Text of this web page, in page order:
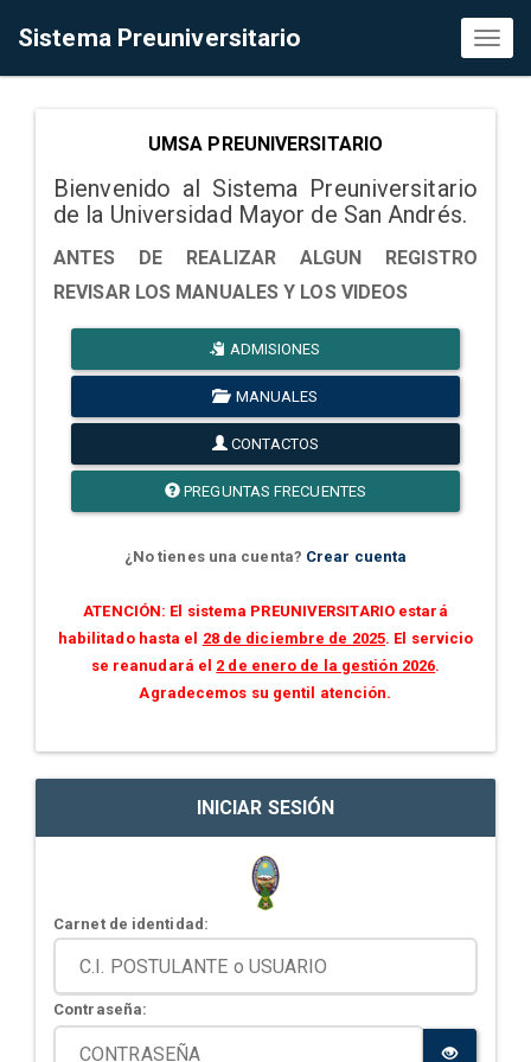
Sistema Preuniversitario
UMSA PREUNIVERSITARIO
Bienvenido al Sistema Preuniversitario
de la Universidad Mayor de San Andrés.
ANTES DE REALIZAR ALGUN REGISTRO
REVISAR LOS MANUALES Y LOS VIDEOS
ADMISIONES
MANUALES
CONTACTOS
PREGUNTAS FRECUENTES
¿No tienes una cuenta? Crear cuenta
ATENCIÓN: El sistema PREUNIVERSITARIO estará
habilitado hasta el 28 de diciembre de 2025. El servicio
se reanudará el 2 de enero de la gestión 2026.
Agradecemos su gentil atención.
INICIAR SESIÓN
Carnet de identidad:
Contraseña: